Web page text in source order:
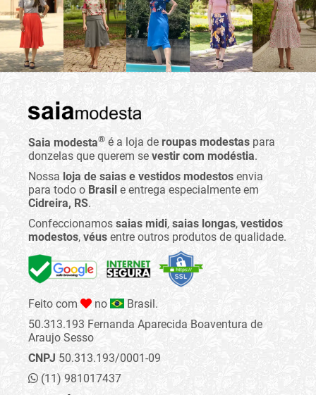
Saia modesta® é a loja de roupas modestas para
donzelas que querem se vestir com modéstia.
Nossa loja de saias e vestidos modestos envia
para todo o Brasil e entrega especialmente em
Cidreira, RS.
Confeccionamos saias midi, saias longas, vestidos
modestos, véus entre outros produtos de qualidade.
Feito com no
Brasil.
50.313.193 Fernanda Aparecida Boaventura de
Araujo Sesso
CNPJ 50.313.193/0001-09
(11) 981017437